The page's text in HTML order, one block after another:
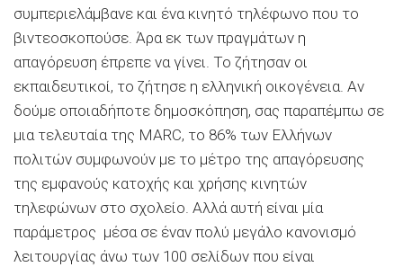
συμπεριελάμβανε και ένα κινητό τηλέφωνο που το
βιντεοσκοπούσε. Άρα εκ των πραγμάτων η
απαγόρευση έπρεπε να γίνει. Το ζήτησαν οι
εκπαιδευτικοί, το ζήτησε η ελληνική οικογένεια. Αν
δούμε οποιαδήποτε δημοσκόπηση, σας παραπέμπω σε
μια τελευταία της MARC, το 86% των Ελλήνων
πολιτών συμφωνούν με το μέτρο της απαγόρευσης
της εμφανούς κατοχής και χρήσης κινητών
τηλεφώνων στο σχολείο. Αλλά αυτή είναι μία
παράμετρος μέσα σε έναν πολύ μεγάλο κανονισμό
λειτουργίας άνω των 100 σελίδων που είναι